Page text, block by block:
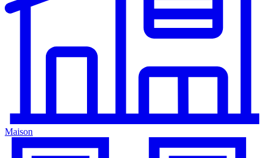
Maison